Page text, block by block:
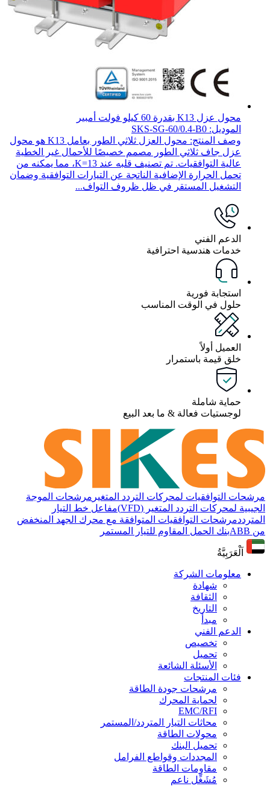
محول عزل K13 بقدرة 60 كيلو فولت أمبير
الموديل: SKS-SG-60/0.4-B0
وصف المنتج: محول العزل ثلاثي الطور بعامل K13 هو محول
عزل جاف ثلاثي الطور مصمم خصيصًا للأحمال غير الخطية
عالية التوافقيات. تم تصنيف قلبه عند K=13، مما يمكنه من
تحمل الحرارة الإضافية الناتجة عن التيارات التوافقية وضمان
التشغيل المستقر في ظل ظروف التواف...
الدعم الفني
خدمات هندسية احترافية
استجابة فورية
حلول في الوقت المناسب
العميل أولاً
خلق قيمة باستمرار
حماية شاملة
لوجستيات فعالة & ما بعد البيع
مرشحات التوافقيات لمحركات التردد المتغير مرشحات الموجة
الجيبية لمحركات التردد المتغير (VFD)
مفاعل خط التيار
المترددمرشحات التوافقيات المتوافقة مع محرك الجهد المنخفض
من ABB
بنك الحمل المقاوم للتيار المستمر
اَلْعَرَبِيَّةُ
معلومات الشركة
شهادة
الثقافة
التاريخ
مبدأ
الدعم الفني
تخصيص
تحميل
الأسئلة الشائعة
فئات المنتجات
مرشحات جودة الطاقة
لحماية المحرك
EMC/RFI
محاثات التيار المتردد/المستمر
محولات الطاقة
تحميل البنك
المجددات وقواطع الفرامل
مقاومات الطاقة
مُشَغِّل ناعم